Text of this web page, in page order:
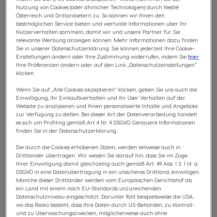
Warum wird die Wassermenge pro Tasse
nicht automatisch reguliert?
Sind die beiden Kapseln für Milch + Kaffee
schon in der Packung enthalten oder muss ich
sie separat kaufen?
Welcher Kaffee wird verwendet?
Woher kommen die Bohnen?
Antwort
finden
(Lieferung,
etc.)
Kategorien:
Nutzung von Cookies (oder ähnlicher Technologien) durch Nestlé
Österreich und Drittanbietern zu. So können wir Ihnen den
bestmöglichen Service bieten und wertvolle Informationen über Ihr
Nutzerverhalten sammeln, damit wir und unsere Partner für Sie
relevante Werbung anzeigen können. Mehr Informationen dazu finden
Sie in unserer Datenschutzerklärung. Sie können jederzeit Ihre Cookie-
Einstellungen ändern oder Ihre Zustimmung widerrufen, indem Siehier
Ihre Präferenzen ändern oder auf den Link „Datenschutzeinstellungen“
klicken.
Wenn Sie auf „Alle Cookies akzeptieren“ klicken, geben Sie uns auch die
Einwilligung, Ihr Einkaufsverhalten und Ihr User Verhalten auf der
Website zu analysieren und Ihnen personalisierte Inhalte und Angebote
zur Verfügung zu stellen. Bei dieser Art der Datenverarbeitung handelt
es sich um Profiling gemäß Art 4 Nr. 4 DSGVO. Genauere Informationen
finden Sie in der Datenschutzerklärung.
Die durch die Cookies erhobenen Daten, werden teilweise auch in
Drittländer übertragen. Wir weisen Sie darauf hin, dass Sie im Zuge
Ihrer Einwilligung damit gleichzeitig auch gemäß Art. 49 Abs. 1 S. 1 lit. a
DSGVO in eine Datenübertragung in ein unsicheres Drittland, einwilligen.
Manche dieser Drittländer werden vom Europäischen Gerichtshof als
ein Land mit einem nach EU-Standards unzureichenden
Datenschutzniveau eingeschätzt. Darunter fällt beispielsweise die USA,
wo das Risiko besteht, dass Ihre Daten durch US-Behörden, zu Kontroll-
und zu Überwachungszwecken, möglicherweise auch ohne